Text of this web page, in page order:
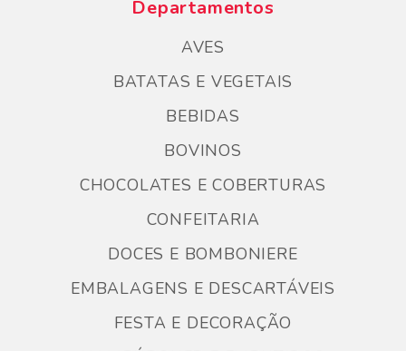
Departamentos
AVES
BATATAS E VEGETAIS
BEBIDAS
BOVINOS
CHOCOLATES E COBERTURAS
CONFEITARIA
DOCES E BOMBONIERE
EMBALAGENS E DESCARTÁVEIS
FESTA E DECORAÇÃO